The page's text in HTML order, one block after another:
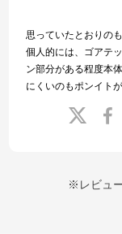
思っていたとおりのも
個人的には、ゴアテ
ン部分がある程度本
にくいのもポンイト
※レビュ